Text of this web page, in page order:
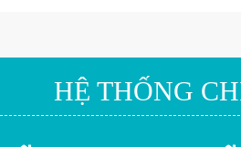
HỆ THỐNG